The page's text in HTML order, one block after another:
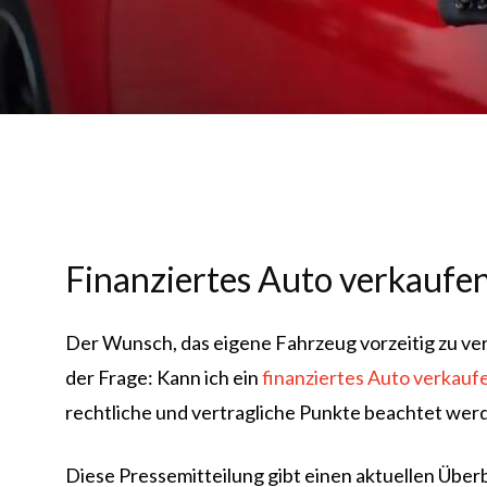
Finanziertes Auto
Der Wunsch, das eigene Fahrzeug vorzeitig zu
der Frage: Kann ich einfinanziertes Auto
rechtliche und vertragliche Punkte beachtet
Diese Pressemitteilung gibt einen aktuellen